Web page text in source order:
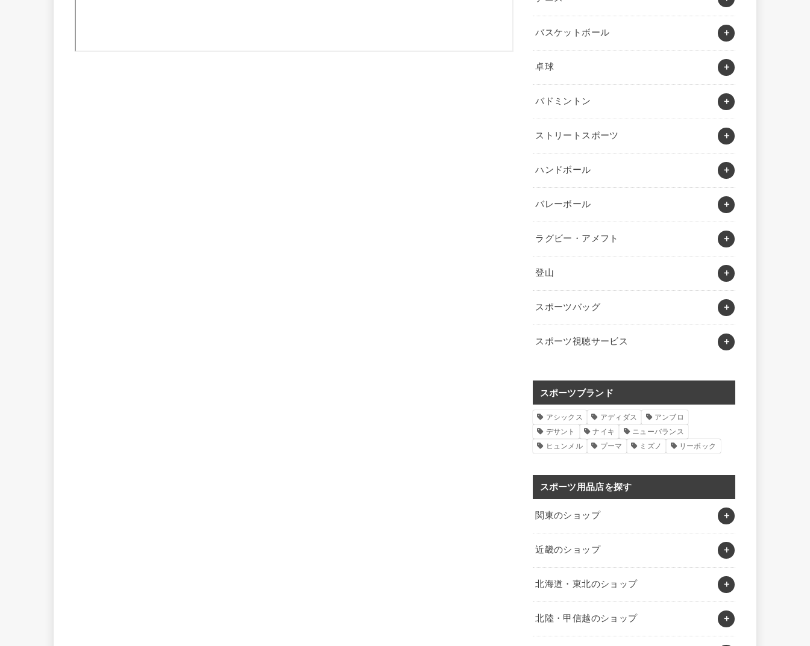
バスケットボール
卓球
バドミントン
ストリートスポーツ
ハンドボール
バレーボール
ラグビー・アメフト
登山
スポーツバッグ
スポーツ視聴サービス
スポーツブランド
アシックス アディダス
アンブロ
デサント
ナイキ
ニューバランス
ヒュンメル
プーマ ミズノ リーボック
スポーツ用品店を探す
関東のショップ
近畿のショップ
北海道・東北のショップ
北陸・甲信越のショップ